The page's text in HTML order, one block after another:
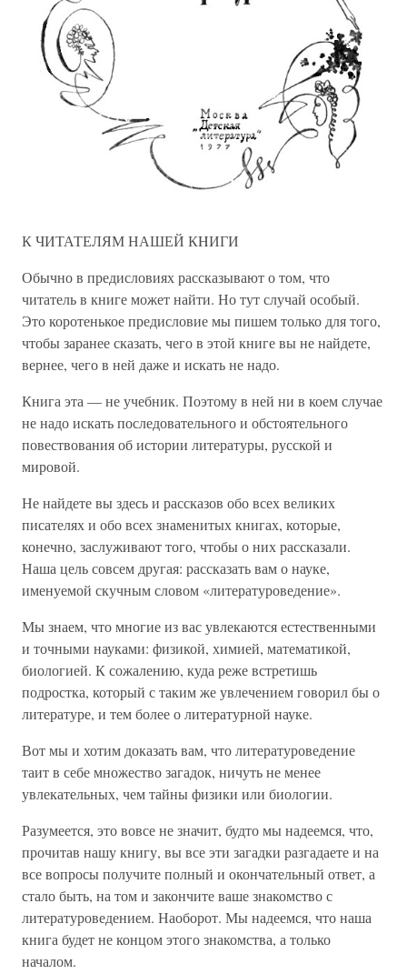
К ЧИТАТЕЛЯМ НАШЕЙ КHИГИ
Обычно в предисловиях рассказывают о том, что
читатель в книге может найти. Но тут случай особый.
Это коротенькое предисловие мы пишем только для того,
чтобы заранее сказать, чего в этой книге вы не найдете,
вернее, чего в ней даже и искать не надо.
Книга эта — не учебник. Поэтому в ней ни в коем случае
не надо искать последовательного и обстоятельного
повествования об истории литературы, русской и
мировой.
Не найдете вы здесь и рассказов обо всех великих
писателях и обо всех знаменитых книгах, которые,
конечно, заслуживают того, чтобы о них рассказали.
Наша цель совсем другая: рассказать вам о науке,
именуемой скучным словом «литературоведение».
Мы знаем, что многие из вас увлекаются естественными
и точными науками: физикой, химией, математикой,
биологией. К сожалению, куда реже встретишь
подростка, который с таким же увлечением говорил бы о
литературе, и тем более о литературной науке.
Вот мы и хотим доказать вам, что литературоведение
таит в себе множество загадок, ничуть не менее
увлекательных, чем тайны физики или биологии.
Разумеется, это вовсе не значит, будто мы надеемся, что,
прочитав нашу книгу, вы все эти загадки разгадаете и на
все вопросы получите полный и окончательный ответ, а
стало быть, на том и закончите ваше знакомство с
литературоведением. Наоборот. Мы надеемся, что наша
книга будет не концом этого знакомства, а только
началом.